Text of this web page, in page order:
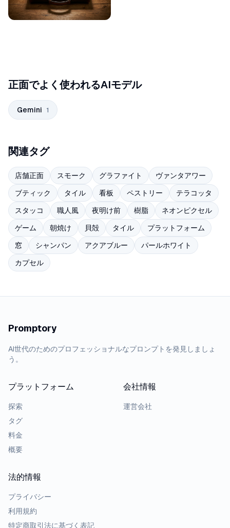
正面でよく使われるAIモデル
Gemini 1
関連タグ
店舗正面 スモーク グラファイト
ヴァンタアワー
ブティック
タイル 看板 ペストリー
テラコッタ
スタッコ
職人風 夜明け前 樹脂
ネオンピクセル
ゲーム
朝焼け 貝殻 タイル
プラットフォーム
窓
シャンパン アクアブルー
パールホワイト
カプセル
Promptory
AI世代のためのプロフェッショナルなプロンプトを発見しましょ
う。
プラットフォーム
探索
タグ
料金
概要
会社情報
運営会社
法的情報
プライバシー
利用規約
特定商取引法に基づく表記